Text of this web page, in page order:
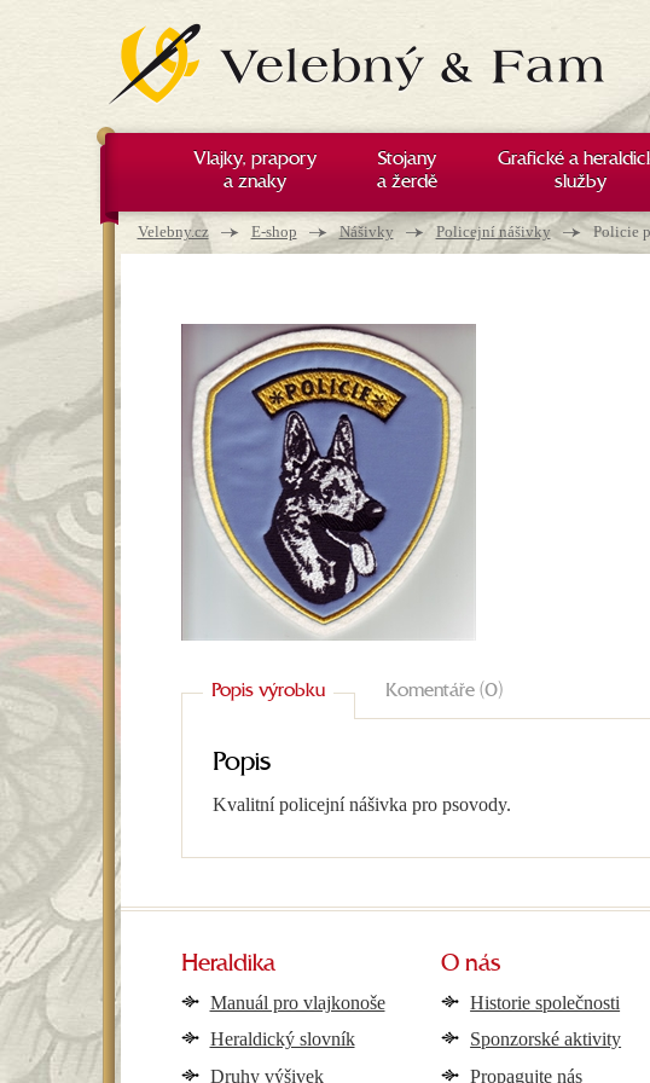
Nacházíte se zde
Velebny.cz → E-shop → Nášivky → Policejní nášivky → Policie
Popis výrobku Komentáře (0)
Popis
Kvalitní policejní nášivka pro psovody.
Heraldika
Manuál pro vlajkonoše
Heraldický slovník
Druhy výšivek
O nás
Historie společnosti
Sponzorské aktivity
Propagujte nás
Vlajky, prapory
a znaky
Stojany
a žerdě
Grafické a
služby